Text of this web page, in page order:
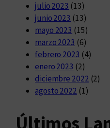
julio 2023 (13)
junio 2023 (13)
mayo 2023 (15)
marzo 2023 (6)
febrero 2023 (4)
enero 2023 (2)
diciembre 2022 (2)
agosto 2022 (1)